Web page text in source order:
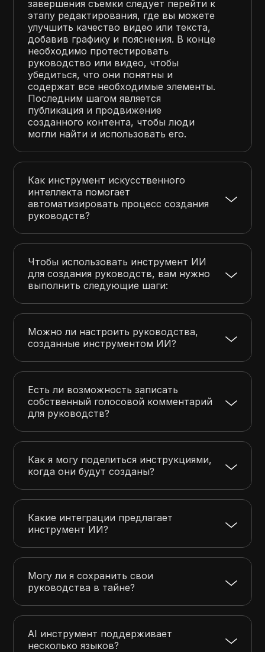
завершения съемки следует перейти к
этапу редактирования, где вы можете
улучшить качество видео или текста,
добавив графику и пояснения. В конце
необходимо протестировать
руководство или видео, чтобы
убедиться, что они понятны и
содержат все необходимые элементы.
Последним шагом является
публикация и продвижение
созданного контента, чтобы люди
могли найти и использовать его.
Как инструмент искусственного
интеллекта помогает
автоматизировать процесс создания
руководств?
Чтобы использовать инструмент ИИ
для создания руководств, вам нужно
выполнить следующие шаги:
Можно ли настроить руководства,
созданные инструментом ИИ?
Есть ли возможность записать
собственный голосовой комментарий
для руководств?
Как я могу поделиться инструкциями,
когда они будут созданы?
Какие интеграции предлагает
инструмент ИИ?
Могу ли я сохранить свои
руководства в тайне?
AI инструмент поддерживает
несколько языков?